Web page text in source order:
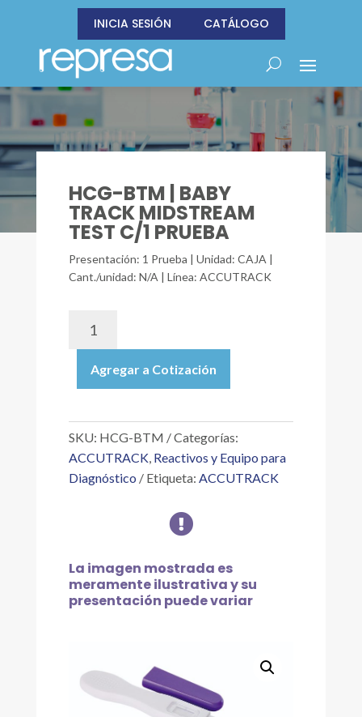
INICIA SESIÓN CATÁLOGO
HCG-BTM | BABY
TRACK MIDSTREAM
TEST C/1 PRUEBA
Presentación: 1 Prueba | Unidad: CAJA |
Cant./unidad: N/A | Línea: ACCUTRACK
BTM
BABY
TRACK
TEST
PRUEBA
cantidad
Agregar a Cotización
SKU: HCG-BTM
Categorías:
ACCUTRACK, Reactivos y Equipo para
Diagnóstico
Etiqueta: ACCUTRACK

La imagen mostrada es
meramente ilustrativa y su
presentación puede variar